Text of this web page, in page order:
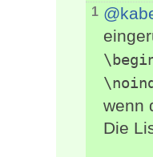
1
wenn
Die